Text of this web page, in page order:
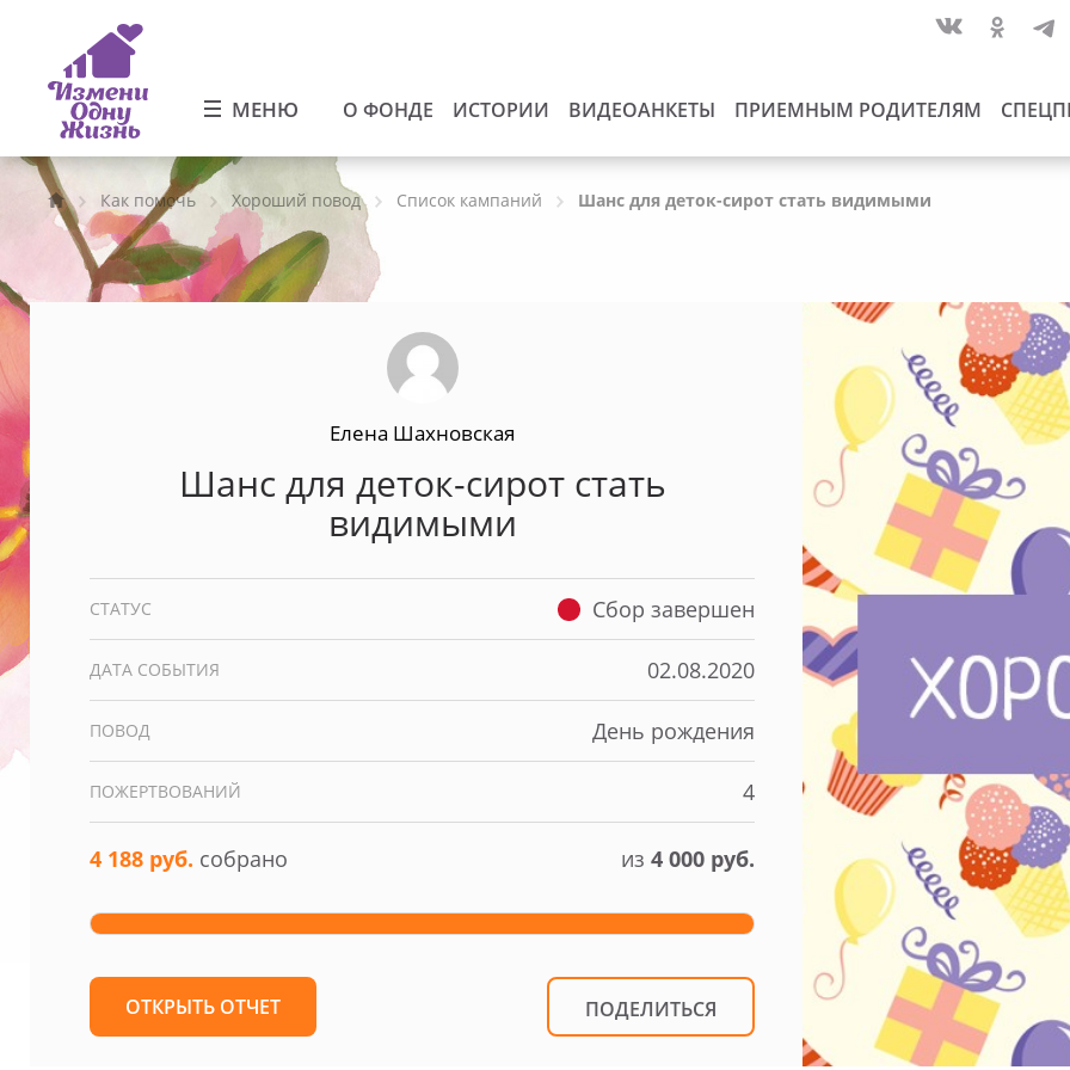
МЕНЮ О ФОНДЕ ИСТОРИИ ВИДЕОАНКЕТЫ ПРИЕМНЫМ РОДИТЕЛЯМ
Как помочь Хороший повод Список кампаний Шанс для деток-сирот стать видимыми
Елена Шахновская
Шанс для деток-сирот стать
видимыми
СТАТУС Сбор завершен
ДАТА СОБЫТИЯ 02.08.2020
ПОВОД День рождения
ПОЖЕРТВОВАНИЙ 4
4 188 руб. собрано из 4 000 руб.
ОТКРЫТЬ ОТЧЕТ ПОДЕЛИТЬСЯ